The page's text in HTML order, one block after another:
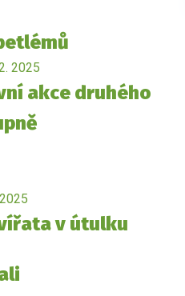
2025
akce druhého
v útulku